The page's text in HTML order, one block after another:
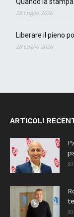
28 Luglio 2026
Liberare il pieno
28 Luglio 2026
ARTICOLI